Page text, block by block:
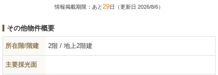
情報掲載期限：あと29日（更新日 2026/8/6）
その他物件概要
所在階/階建 2階 / 地上2階建
主要採光面